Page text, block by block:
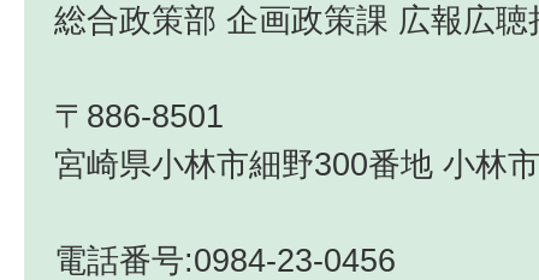
総合政策部 企画政策課 広報広聴
〒886-8501
宮崎県小林市細野300番地 小林
電話番号:0984-23-0456